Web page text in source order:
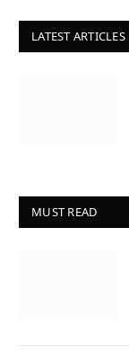
LATEST ARTICLES
MUST READ